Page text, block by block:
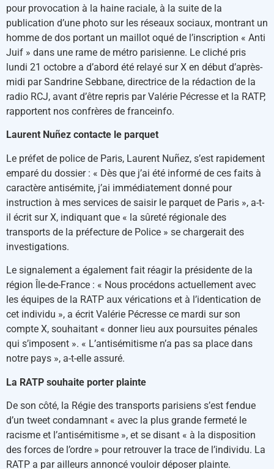
pour provocation à la haine raciale, à la suite de la
publication d’une photo sur les réseaux sociaux, montrant un
homme de dos portant un maillot oqué de l’inscription « Anti
Juif » dans une rame de métro parisienne. Le cliché pris
lundi 21 octobre a d’abord été relayé sur X en début d’après-
midi par Sandrine Sebbane, directrice de la rédaction de la
radio RCJ, avant d’être repris par Valérie Pécresse et la RATP,
rapportent nos confrères de franceinfo.
Laurent Nuñez contacte le parquet
Le préfet de police de Paris, Laurent Nuñez, s’est rapidement
emparé du dossier : « Dès que j’ai été informé de ces faits à
caractère antisémite, j’ai immédiatement donné pour
instruction à mes services de saisir le parquet de Paris », a-t-
il écrit sur X, indiquant que « la sûreté régionale des
transports de la préfecture de Police » se chargerait des
investigations.
Le signalement a également fait réagir la présidente de la
région Île-de-France : « Nous procédons actuellement avec
les équipes de la RATP aux vérications et à l’identication de
cet individu », a écrit Valérie Pécresse ce mardi sur son
compte X, souhaitant « donner lieu aux poursuites pénales
qui s’imposent ». « L’antisémitisme n’a pas sa place dans
notre pays », a-t-elle assuré.
La RATP souhaite porter plainte
De son côté, la Régie des transports parisiens s’est fendue
d’un tweet condamnant « avec la plus grande fermeté le
racisme et l’antisémitisme », et se disant « à la disposition
des forces de l’ordre » pour retrouver la trace de l’individu. La
RATP a par ailleurs annoncé vouloir déposer plainte.